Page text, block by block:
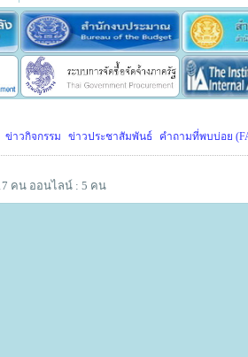
ข่าวกิจกรรม ข่าวประชาสัมพันธ์ คำถามที่พบบ่อย
คน ออนไลน์ : 5 คน